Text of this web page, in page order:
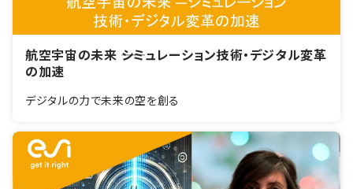
航空宇宙の未来 ――シミュレーション技術・デジタル変革
の加速
デジタルの力で未来の空を創る